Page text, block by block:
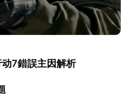
7錯誤主因解析